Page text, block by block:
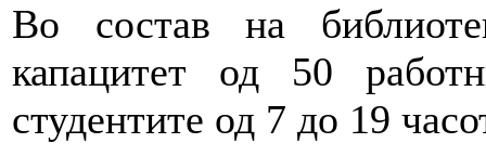
Во состав на
капацитет од 50
студентите од 7 до 19